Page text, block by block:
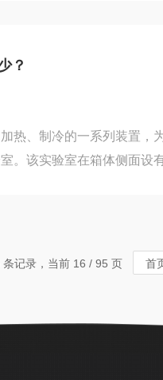
霉菌培养箱是适合培养霉菌
在室温(25摄氏度)下生长
？
热、制冷的一系列装置，
。该实验室在箱体侧面设
化中空玻璃，为防止低温
条记录，当前 16 / 95 页 首